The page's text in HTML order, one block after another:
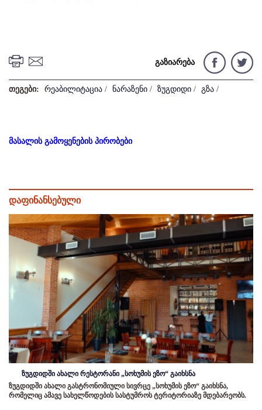
გაზიარება
თეგები: რეაბილიტაცია / ნარაზენი / ზუგდიდი / გზა /
მასალის გამოყენების პირობები
დაფინანსებული
ზუგდიდში ახალი რესტორანი „სოხუმის ეზო“ გაიხსნა
ზუგდიდში ახალი გასტრონომიული სივრცე „სოხუმის ეზო“ გაიხსნა,
რომელიც ამავე სახელწოდების სასტუმროს ტერიტორიაზე მდებარეობს.